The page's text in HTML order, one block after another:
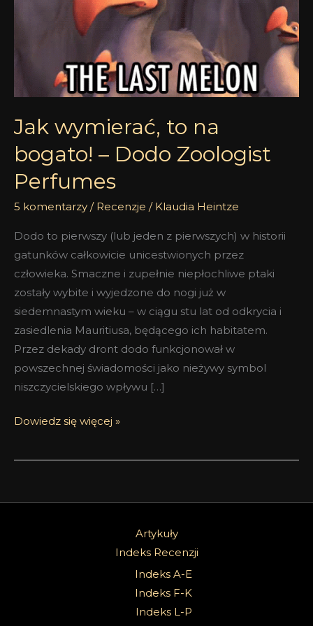
Jak wymierać, to na
bogato! – Dodo Zoologist
Perfumes
5 komentarzy / Recenzje / Klaudia Heintze
Dodo to pierwszy (lub jeden z pierwszych) w historii
gatunków całkowicie unicestwionych przez
człowieka. Smaczne i zupełnie niepłochliwe ptaki
zostały wybite i wyjedzone do nogi już w
siedemnastym wieku – w ciągu stu lat od odkrycia i
zasiedlenia Mauritiusa, będącego ich habitatem.
Przez dekady dront dodo funkcjonował w
powszechnej świadomości jako nieżywy symbol
niszczycielskiego wpływu […]
bogato!
Zoologist
Perfumes
Dowiedz się więcej »
Artykuły
Indeks Recenzji
Indeks A-E
Indeks F-K
Indeks L-P